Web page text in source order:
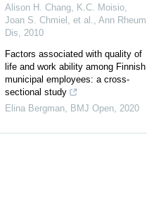
Alison H. Chang, K.C. Moisio,
Joan S. Chmiel, et al., Ann Rheum
Dis, 2010
Factors associated with quality of
life and work ability among Finnish
municipal employees: a cross-
sectional study
Elina Bergman, BMJ Open, 2020